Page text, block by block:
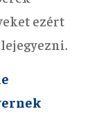
ezért